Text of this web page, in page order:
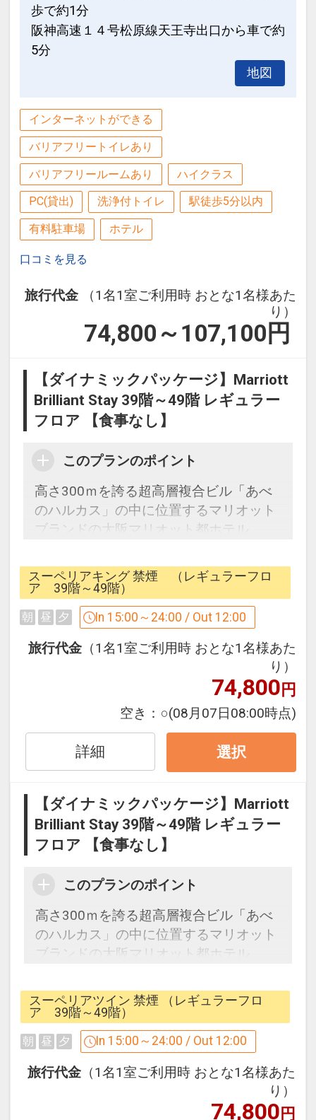
・大阪城まで約15分
設定期間：2021年12月21日～2027年6
インターネットコース番号：DP-2-
200000003729
歩で約1分
阪神高速１４号松原線天王寺出口から車で約
5分
地図
インターネットができる
バリアフリートイレあり
バリアフリールームあり ハイクラス
PC(貸出) 洗浄付トイレ 駅徒歩5分以内
有料駐車場 ホテル
口コミを見る
旅行代金
（1名1室ご利用時 おとな1名様あた
り）
74,800～107,100 円
【ダイナミックパッケージ】Marriott
Brilliant Stay 39階～49階 レギュラー
フロア 【食事なし】
このプランのポイント
高さ300ｍを誇る超高層複合ビル「あべ
のハルカス」の中に位置するマリオット
ブランドの大阪マリオット都ホテル。
ア・デラックスルームは、39階～49階の
レギュラーフロアに位置し、
大きな窓から広がる大阪の景色・夜景を
お部屋からお楽しみいただけます。
床から天井まで広がる大きな窓があり、
開放的でゆとりのあるお部屋です。
セパレートの洗い場付きのバスルームに
は深めのバスタブを備え、バスタイムも
ごゆっくりとお寛ぎいただけます。
※バスルームから外の景色はご覧いただ
けません。予めご了承ください。
※北に面したお部屋と、一部に南に面し
たお部屋がございますが、お部屋の向き
の確約は出来かねます。
○デラックスルーム○
38平米のゆったりとしたデラックスルー
ムはオープンバスの間取りを採用し、
楽しみいただけます。
※デラックスツインは南側（堺方面）に
面しております。
※デラックスキングは北側（梅田方面）
もしくは南側（堺方面）に面しておりま
すが、
お部屋の向きの確約は出来かねます。
スーペリアキング 禁煙 （レギュラーフロ
ア 39階～49階）
朝 昼 夕 In 15:00～24:00 / Out 12:00
旅行代金 （1名1室ご利用時 おとな1名様あた
り）
74,800円
空き： ○(08月07日08:00時点)
詳細 選択
【ダイナミックパッケージ】Marriott
Brilliant Stay 39階～49階 レギュラー
フロア 【食事なし】
このプランのポイント
高さ300ｍを誇る超高層複合ビル「あべ
のハルカス」の中に位置するマリオット
ブランドの大阪マリオット都ホテル。
ア・デラックスルームは、39階～49階
のレギュラーフロアに位置し、
大きな窓から広がる大阪の景色・夜景を
お部屋からお楽しみいただけます。
床から天井まで広がる大きな窓があり、
スーペリアツイン 禁煙 （レギュラーフロ
ア 39階～49階）
朝 昼 夕 In 15:00～24:00 / Out 12:00
旅行代金 （1名1室ご利用時 おとな1名様あた
り）
74,800円